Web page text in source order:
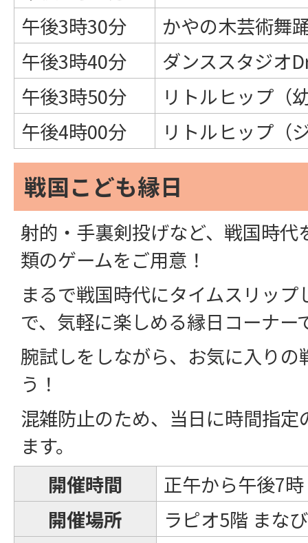
午後3時30分
かやの木芸術舞
午後3時40分
ダンススタジオ
午後3時50分
リトルヒップ（
午後4時00分
リトルヒップ（
戦国こども縁日
射的・手裏剣投げなど、戦国時代
類のゲームをご用意！
まるで戦国時代にタイムスリッ
で、気軽に楽しめる縁日コーナー
腕試しをしながら、お気に入り
う！
混雑防止のため、当日に時間指
ます。
開催時間
正午から午後7時
開催場所
ラピオ5階 まな